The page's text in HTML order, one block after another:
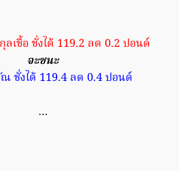
เชื้อ ชั่งได้ 119.2 ลด 0.2 ปอนด์
จะชนะ
ณ ชั่งได้ 119.4 ลด 0.4 ปอนด์
…